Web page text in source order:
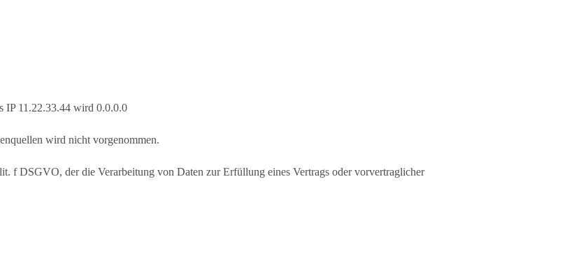
IP 11.22.33.44 wird 0.0.0.0
wird nicht vorgenommen.
f DSGVO, der die Verarbeitung von Daten zur Erfüllung eines Vertrags oder vorvertraglicher